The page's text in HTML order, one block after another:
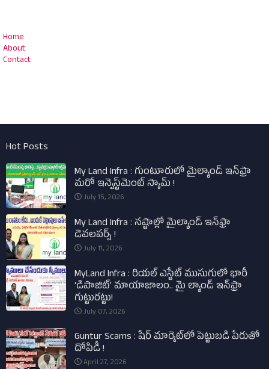
Home
About
Contact
Hot Posts
My Land Infra : గుంటూరులో మైల్యాండ్ ఇన్‌ఫ్రా
మరో ఇన్వెస్ట్‌మెంట్ స్కామ్ !
July 15, 2026
My Land Infra : నష్టాల్లో మైల్యాండ్ ఇన్‌ఫ్రా
డెవలపర్స్ !
July 11, 2026
MyLand Infra : రియల్ ఎస్టేట్ ముసుగులో భారీ
‘డిపాజిట్’ మాయాజాలం.. మై ల్యాండ్ ఇన్‌ఫ్రా
గుట్టురట్టు!
July 07, 2026
Guntur Scams : షేర్ మార్కెట్‌లో పెట్టుబడి పేరుతో
దోపిడీ !
April 27, 2026